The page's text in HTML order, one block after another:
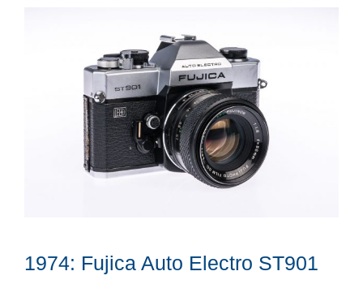
1974: Fujica Auto Electro ST901